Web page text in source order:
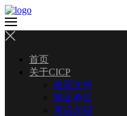
首页
关于CICP
政策文件
颁证单位
考试介绍